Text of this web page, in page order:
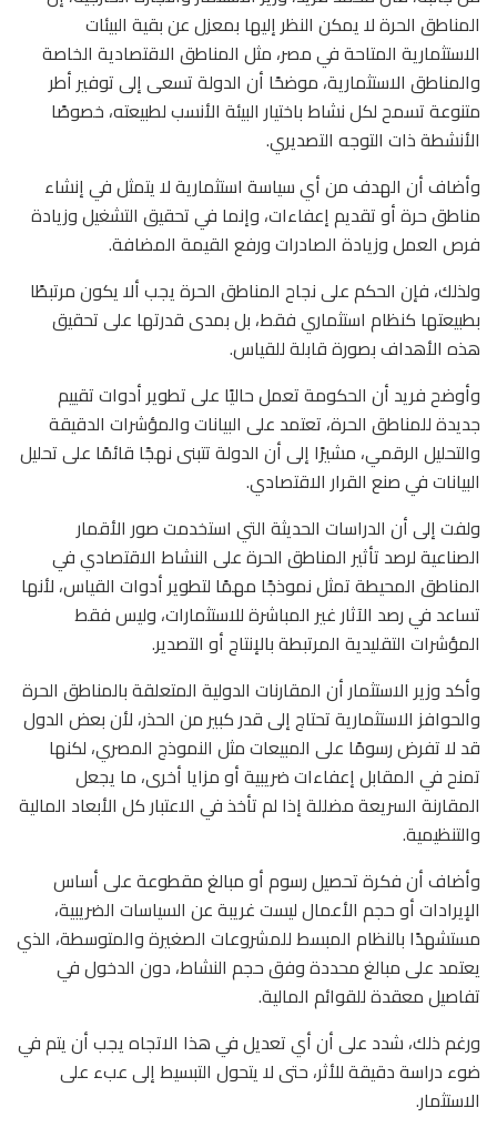
المناطق الحرة لا يمكن النظر إليها بمعزل عن بقية البيئات
الاستثمارية المتاحة في مصر، مثل المناطق الاقتصادية الخاصة
والمناطق الاستثمارية، موضحًا أن الدولة تسعى إلى توفير أطر
متنوعة تسمح لكل نشاط باختيار البيئة الأنسب لطبيعته، خصوصًا
الأنشطة ذات التوجه التصديري.
وأضاف أن الهدف من أي سياسة استثمارية لا يتمثل في إنشاء
مناطق حرة أو تقديم إعفاءات، وإنما في تحقيق التشغيل وزيادة
فرص العمل وزيادة الصادرات ورفع القيمة المضافة.
ولذلك، فإن الحكم على نجاح المناطق الحرة يجب ألا يكون مرتبطًا
بطبيعتها كنظام استثماري فقط، بل بمدى قدرتها على تحقيق
هذه الأهداف بصورة قابلة للقياس.
وأوضح فريد أن الحكومة تعمل حاليًا على تطوير أدوات تقييم
جديدة للمناطق الحرة، تعتمد على البيانات والمؤشرات الدقيقة
والتحليل الرقمي، مشيرًا إلى أن الدولة تتبنى نهجًا قائمًا على تحليل
البيانات في صنع القرار الاقتصادي.
ولفت إلى أن الدراسات الحديثة التي استخدمت صور الأقمار
الصناعية لرصد تأثير المناطق الحرة على النشاط الاقتصادي في
المناطق المحيطة تمثل نموذجًا مهمًا لتطوير أدوات القياس، لأنها
تساعد في رصد الآثار غير المباشرة للاستثمارات، وليس فقط
المؤشرات التقليدية المرتبطة بالإنتاج أو التصدير.
وأكد وزير الاستثمار أن المقارنات الدولية المتعلقة بالمناطق الحرة
والحوافز الاستثمارية تحتاج إلى قدر كبير من الحذر، لأن بعض الدول
قد لا تفرض رسومًا على المبيعات مثل النموذج المصري، لكنها
تمنح في المقابل إعفاءات ضريبية أو مزايا أخرى، ما يجعل
المقارنة السريعة مضللة إذا لم تأخذ في الاعتبار كل الأبعاد المالية
والتنظيمية.
وأضاف أن فكرة تحصيل رسوم أو مبالغ مقطوعة على أساس
الإيرادات أو حجم الأعمال ليست غريبة عن السياسات الضريبية،
مستشهدًا بالنظام المبسط للمشروعات الصغيرة والمتوسطة، الذي
يعتمد على مبالغ محددة وفق حجم النشاط، دون الدخول في
تفاصيل معقدة للقوائم المالية.
ورغم ذلك، شدد على أن أي تعديل في هذا الاتجاه يجب أن يتم في
ضوء دراسة دقيقة للأثر، حتى لا يتحول التبسيط إلى عبء على
الاستثمار.